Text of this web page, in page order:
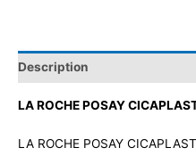
Description
LA ROCHE POSAY
LA ROCHE POSAY